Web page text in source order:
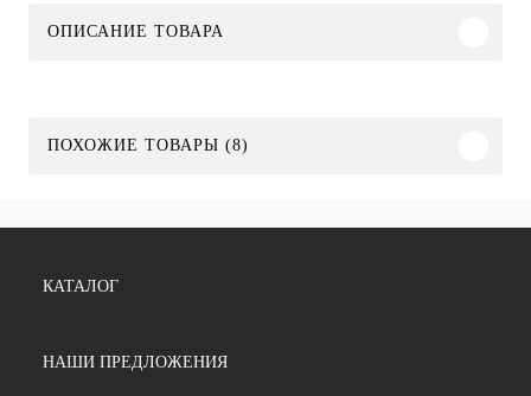
ОПИСАНИЕ ТОВАРА
ПОХОЖИЕ ТОВАРЫ (8)
КАТАЛОГ
НАШИ ПРЕДЛОЖЕНИЯ